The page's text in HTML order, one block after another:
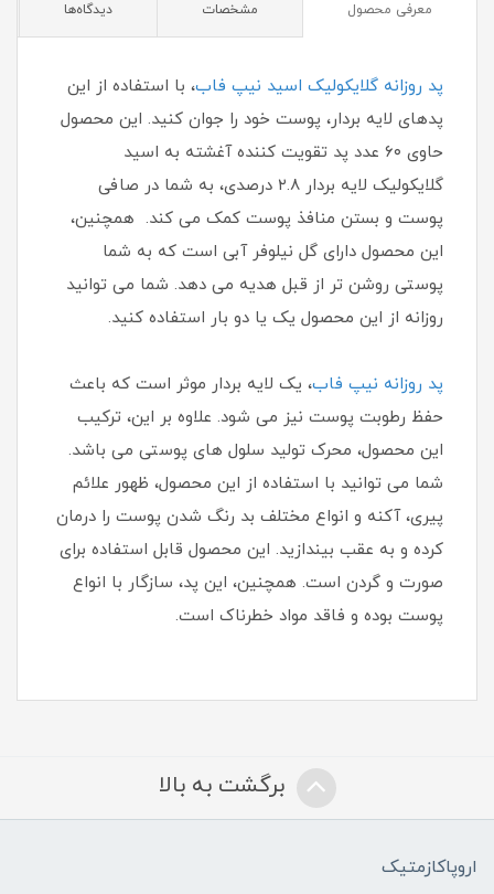
معرفی محصول مشخصات دیدگاه‌ها
پد روزانه گلایکولیک اسید نیپ فاب، با استفاده از این
پدهای لایه بردار، پوست خود را جوان کنید. این محصول
حاوی ۶۰ عدد پد تقویت کننده آغشته به اسید
گلایکولیک لایه بردار ۲.۸ درصدی، به شما در صافی
پوست و بستن منافذ پوست کمک می کند. همچنین،
این محصول دارای گل نیلوفر آبی است که به شما
پوستی روشن تر از قبل هدیه می دهد. شما می توانید
روزانه از این محصول یک یا دو بار استفاده کنید.
پد روزانه نیپ فاب، یک لایه بردار موثر است که باعث
حفظ رطوبت پوست نیز می شود. علاوه بر این، ترکیب
این محصول، محرک تولید سلول های پوستی می باشد.
شما می توانید با استفاده از این محصول، ظهور علائم
پیری، آکنه و انواع مختلف بد رنگ شدن پوست را درمان
کرده و به عقب بیندازید. این محصول قابل استفاده برای
صورت و گردن است. همچنین، این پد، سازگار با انواع
پوست بوده و فاقد مواد خطرناک است.
برگشت به بالا
اروپاکازمتیک